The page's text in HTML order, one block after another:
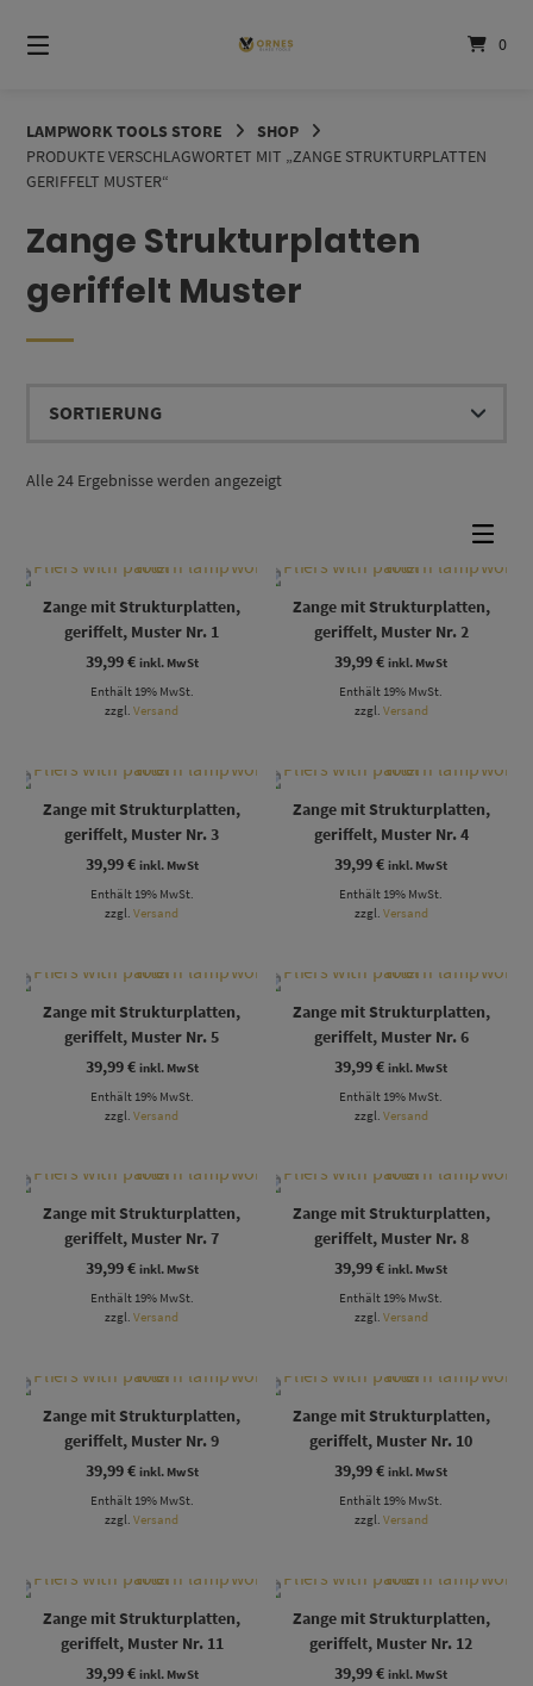
zum
Inhalt
0
LAMPWORK TOOLS STORE
SHOP
PRODUKTE VERSCHLAGWORTET MIT „ZANGE STRUKTURPLATTEN
GERIFFELT MUSTER“
Zange Strukturplatten
geriffelt Muster
Alle 24 Ergebnisse werden angezeigt
Zange mit Strukturplatten,
geriffelt, Muster Nr. 1
39,99€ inkl. MwSt
Enthält 19% MwSt.
zzgl.Versand
Zange mit Strukturplatten,
geriffelt, Muster Nr. 2
39,99€ inkl. MwSt
Enthält 19% MwSt.
zzgl. Versand
Zange mit Strukturplatten,
geriffelt, Muster Nr. 3
39,99€ inkl. MwSt
Enthält 19% MwSt.
zzgl.Versand
Zange mit Strukturplatten,
geriffelt, Muster Nr. 4
39,99€ inkl. MwSt
Enthält 19% MwSt.
zzgl. Versand
Zange mit Strukturplatten,
geriffelt, Muster Nr. 5
39,99€ inkl. MwSt
Enthält 19% MwSt.
zzgl.Versand
Zange mit Strukturplatten,
geriffelt, Muster Nr. 6
39,99€ inkl. MwSt
Enthält 19% MwSt.
zzgl. Versand
Zange mit Strukturplatten,
geriffelt, Muster Nr. 7
39,99€ inkl. MwSt
Enthält 19% MwSt.
zzgl.Versand
Zange mit Strukturplatten,
geriffelt, Muster Nr. 8
39,99€ inkl. MwSt
Enthält 19% MwSt.
zzgl. Versand
Zange mit Strukturplatten,
geriffelt, Muster Nr. 9
39,99€ inkl. MwSt
Enthält 19% MwSt.
zzgl.Versand
Zange mit Strukturplatten,
geriffelt, Muster Nr. 10
39,99€ inkl. MwSt
Enthält 19% MwSt.
zzgl. Versand
Zange mit Strukturplatten,
geriffelt, Muster Nr. 11
39,99€ inkl. MwSt
Zange mit Strukturplatten,
geriffelt, Muster Nr. 12
39,99€ inkl. MwSt